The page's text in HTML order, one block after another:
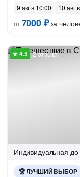
9 авг в 10:00
10 авг
от7000 ₽за
2 отзыва
Индивидуальная до
ЛУЧШИЙ ВЫБОР